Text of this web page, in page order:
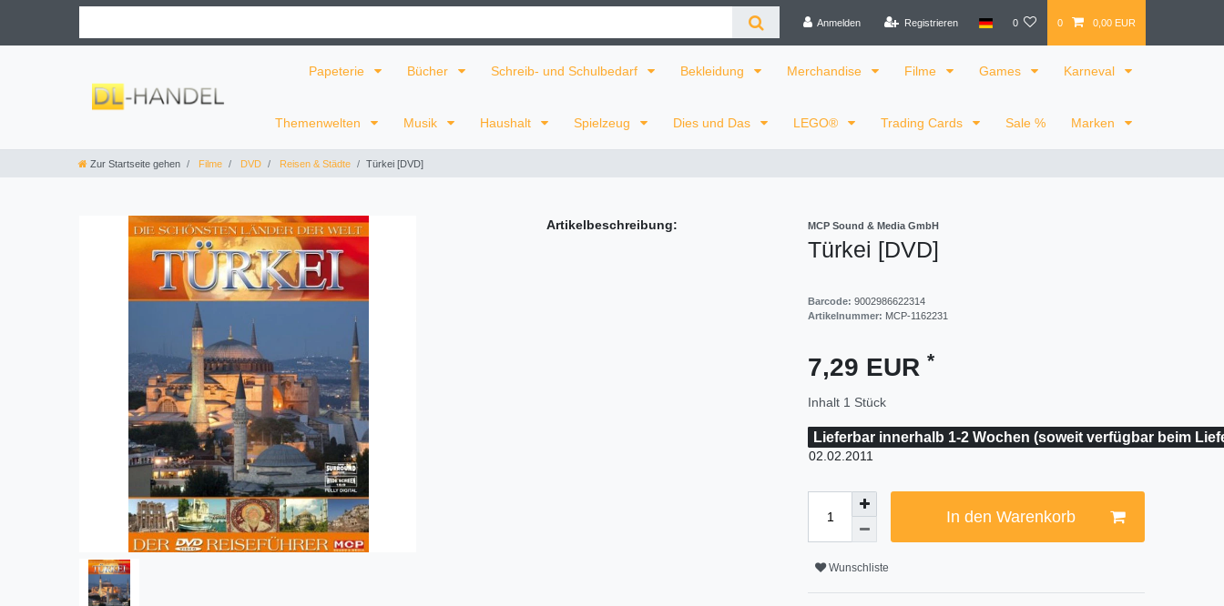
Anmelden Registrieren 0 0 0,00 EUR
Papeterie Bücher Schreib- und Schulbedarf Bekleidung Merchandise Filme Games Karneval
Themenwelten Musik Haushalt Spielzeug Dies und Das LEGO® Trading Cards Sale % Marken
Zur Startseite gehen Filme DVD Reisen & Städte Türkei [DVD]
Artikelbeschreibung: MCP Sound & Media GmbH
Türkei [DVD]
Barcode: 9002986622314
Artikelnummer: MCP-1162231
7,29 EUR *
Inhalt 1 Stück
Lieferbar innerhalb 1-2 Wochen (soweit verfügbar beim
02.02.2011
In den Warenkorb
Wunschliste